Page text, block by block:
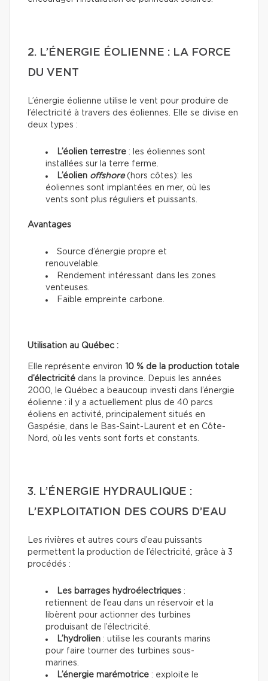
2. L’ÉNERGIE ÉOLIENNE : LA FORCE
DU VENT
L’énergie éolienne utilise le vent pour produire de
l’électricité à travers des éoliennes. Elle se divise en
deux types :
L’éolien terrestre : les éoliennes sont
installées sur la terre ferme.
L’éolien offshore(hors côtes): les
éoliennes sont implantées en mer, où les
vents sont plus réguliers et puissants.
Avantages
Source d’énergie propre et
renouvelable.
Rendement intéressant dans les zones
venteuses.
Faible empreinte carbone.
Utilisation au Québec :
Elle représente environ 10 % de la production totale
d’électricité dans la province. Depuis les années
2000, le Québec a beaucoup investi dans l’énergie
éolienne : il y a actuellement plus de 40 parcs
éoliens en activité, principalement situés en
Gaspésie, dans le Bas-Saint-Laurent et en Côte-
Nord, où les vents sont forts et constants.
3. L’ÉNERGIE HYDRAULIQUE :
L’EXPLOITATION DES COURS D’EAU
Les rivières et autres cours d’eau puissants
permettent la production de l’électricité, grâce à 3
procédés :
Les barrages hydroélectriques :
retiennent de l’eau dans un réservoir et la
libèrent pour actionner des turbines
produisant de l’électricité.
L’hydrolien : utilise les courants marins
pour faire tourner des turbines sous-
marines.
L’énergie marémotrice : exploite le